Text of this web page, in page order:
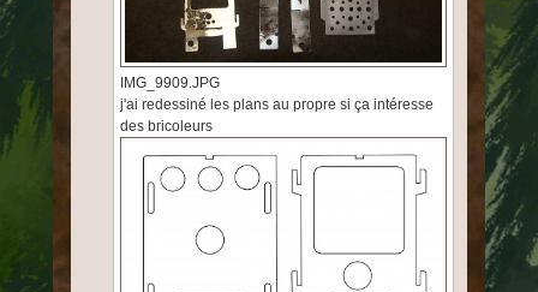
IMG_9909.JPG
j'ai redessiné les plans au propre si ça intéresse
des bricoleurs